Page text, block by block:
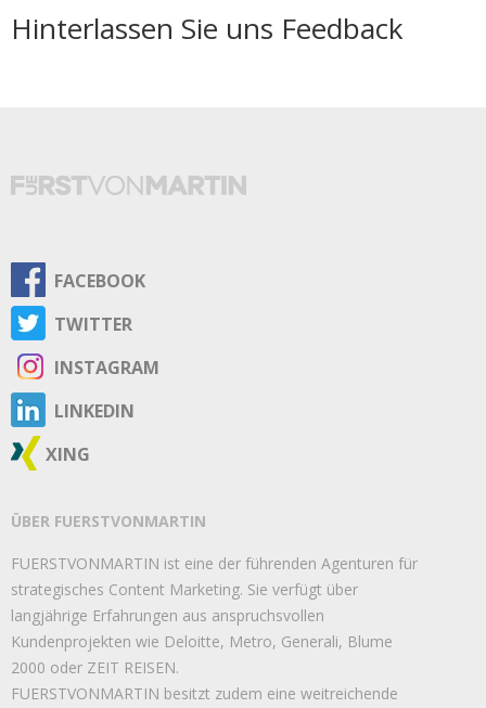
Hinterlassen Sie uns Feedback
FACEBOOK
TWITTER
INSTAGRAM
LINKEDIN
XING
ÜBER FUERSTVONMARTIN
FUERSTVONMARTIN ist eine der führenden Agenturen für
strategisches Content Marketing. Sie verfügt über
langjährige Erfahrungen aus anspruchsvollen
Kundenprojekten wie Deloitte, Metro, Generali, Blume
2000 oder ZEIT REISEN.
FUERSTVONMARTIN besitzt zudem eine weitreichende